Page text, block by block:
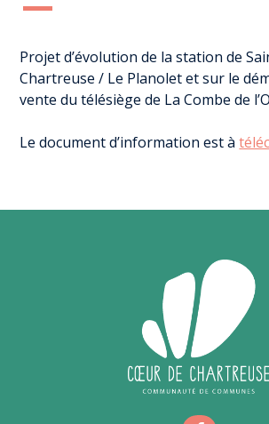
Projet d’évolution de la station de
Chartreuse / Le Planolet et sur le
vente du télésiège de La Combe de
Le document d’information est à